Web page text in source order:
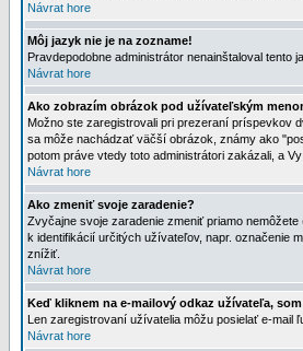
Návrat hore
Môj jazyk nie je na zozname!
Pravdepodobne administrátor nenainštaloval
Návrat hore
Ako zobrazím obrázok pod užívateľským
Možno ste zaregistrovali pri prezeraní príspevkov
sa môže nachádzať väčší obrázok, známy ako
potom práve vtedy toto administrátori zakázali, a
Návrat hore
Ako zmeniť svoje zaradenie?
Zvyčajne svoje zaradenie zmeniť priamo
k identifikácií určitých užívateľov, napr. označenie
znížiť.
Návrat hore
Keď kliknem na e-mailový odkaz užívateľa,
Len zaregistrovaní užívatelia môžu posielať e-mail
Návrat hore